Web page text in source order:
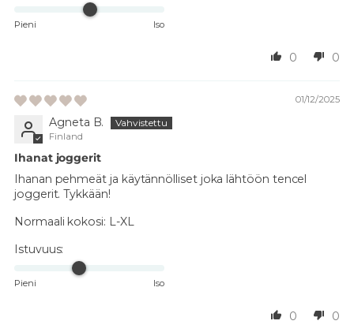
Pieni Iso
0 0
01/12/2025
Agneta B.
Finland
Ihanat joggerit
Ihanan pehmeät ja käytännölliset joka lähtöön tencel
joggerit. Tykkään!
Normaali kokosi: L-XL
Istuvuus:
Pieni Iso
0 0